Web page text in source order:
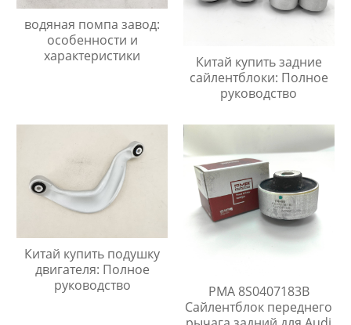
водяная помпа завод:
особенности и
характеристики
Китай купить задние
сайлентблоки: Полное
руководство
Китай купить подушку
двигателя: Полное
руководство
PMA 8S0407183B
Сайлентблок переднего